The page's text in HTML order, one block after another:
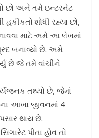
છો અને તમે ઇન્ટરનેટ
શોધી રહ્યા છો,
માટે અમે આ લેખમાં
બનાવ્યો છે. અમે
છે જે તમે વાંચીને
તથ્યો છે, જેમાં
આખા જીવનમાં 4
થાય છે.
પીતા હોવ તો